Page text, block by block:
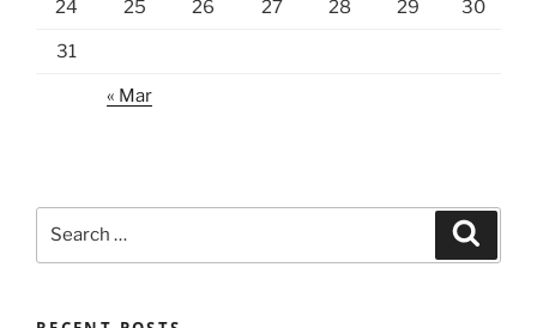
24 25 26 27 28 29 30
31
« Mar